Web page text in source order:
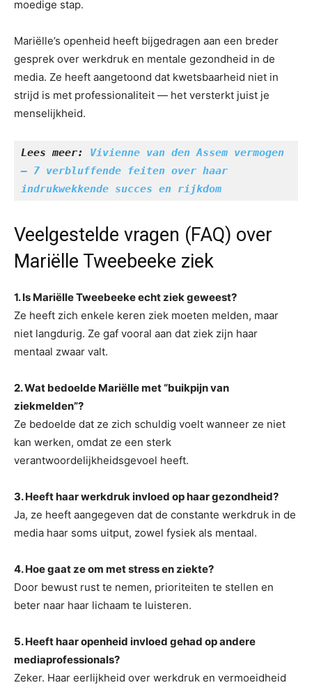
moedige stap.
Mariëlle’s openheid heeft bijgedragen aan een breder
gesprek over werkdruk en mentale gezondheid in de
media. Ze heeft aangetoond dat kwetsbaarheid niet in
strijd is met professionaliteit — het versterkt juist je
menselijkheid.
Lees meer: Vivienne van den Assem vermogen
– 7 verbluffende feiten over haar
indrukwekkende succes en rijkdom
Veelgestelde vragen (FAQ) over
Mariëlle Tweebeeke ziek
1. Is Mariëlle Tweebeeke echt ziek geweest?
Ze heeft zich enkele keren ziek moeten melden, maar
niet langdurig. Ze gaf vooral aan dat ziek zijn haar
mentaal zwaar valt.
2. Wat bedoelde Mariëlle met “buikpijn van
ziekmelden”?
Ze bedoelde dat ze zich schuldig voelt wanneer ze niet
kan werken, omdat ze een sterk
verantwoordelijkheidsgevoel heeft.
3. Heeft haar werkdruk invloed op haar gezondheid?
Ja, ze heeft aangegeven dat de constante werkdruk in de
media haar soms uitput, zowel fysiek als mentaal.
4. Hoe gaat ze om met stress en ziekte?
Door bewust rust te nemen, prioriteiten te stellen en
beter naar haar lichaam te luisteren.
5. Heeft haar openheid invloed gehad op andere
mediaprofessionals?
Zeker. Haar eerlijkheid over werkdruk en vermoeidheid